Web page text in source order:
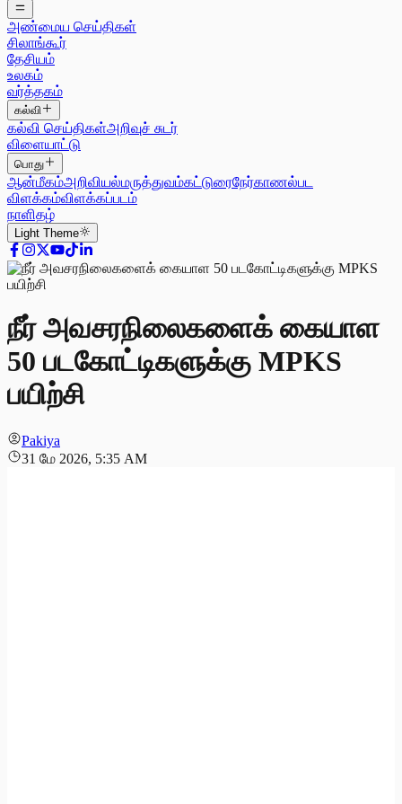
அண்மைய செய்திகள்
சிலாங்கூர்
தேசியம்
உலகம்
வர்த்தகம்
கல்வி
கல்வி செய்திகள்அறிவுச் சுடர்
விளையாட்டு
பொது
ஆன்மீகம்அறிவியல்மருத்துவம்கட்டுரைநேர்காணல்பட
விளக்கம்விளக்கப்படம்
நாளிதழ்
Light Theme
நீர் அவசரநிலைகளைக் கையாள
50 படகோட்டிகளுக்கு MPKS
பயிற்சி
Pakiya
31 மே 2026, 5:35 AM